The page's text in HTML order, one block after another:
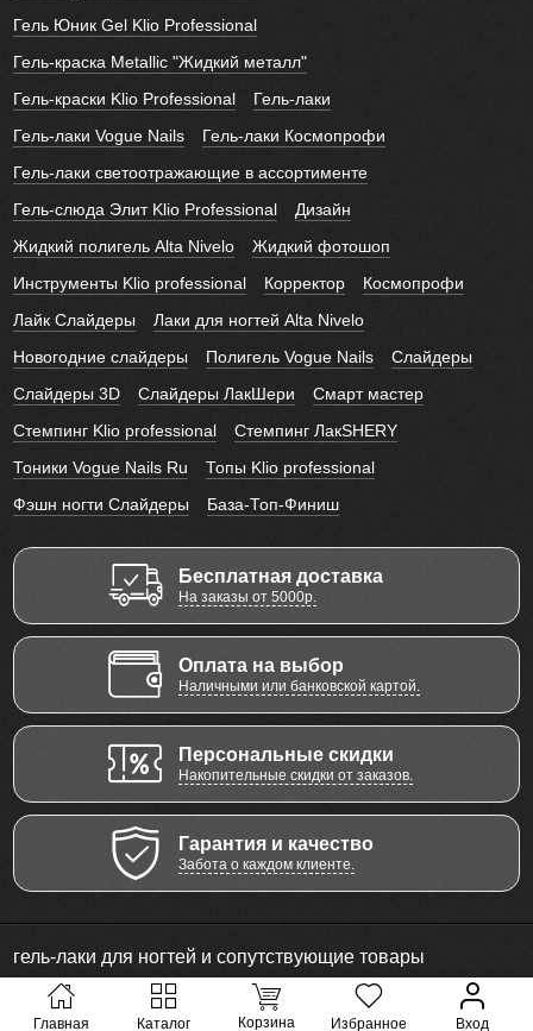
Главная Каталог Корзина Избранное Вход
Гель Юник Gel Klio Professional
Гель-краска Metallic "Жидкий металл"
Гель-краски Klio Professional
Гель-лаки
Гель-лаки Vogue Nails
Гель-лаки Космопрофи
Гель-лаки светоотражающие в ассортименте
Гель-слюда Элит Klio Professional
Дизайн
Жидкий полигель Alta Nivelo
Жидкий фотошоп
Инструменты Klio professional
Корректор
Космопрофи
Лайк Слайдеры
Лаки для ногтей Alta Nivelo
Новогодние слайдеры
Полигель Vogue Nails
Слайдеры
Слайдеры 3D
Слайдеры ЛакШери
Смарт мастер
Стемпинг Klio professional
Стемпинг ЛакSHERY
Тоники Vogue Nails Ru
Топы Klio professional
Фэшн ногти Слайдеры
База-Топ-Финиш
Бесплатная доставка
На заказы от 5000р.
Оплата на выбор
Наличными или банковской картой.
Персональные скидки
Накопительные скидки от заказов.
Гарантия и качество
Забота о каждом клиенте.
гель-лаки для ногтей и сопутствующие товары
© 2011 - 2026 Все права защищены